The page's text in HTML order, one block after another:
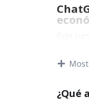
con
La
¿Qué